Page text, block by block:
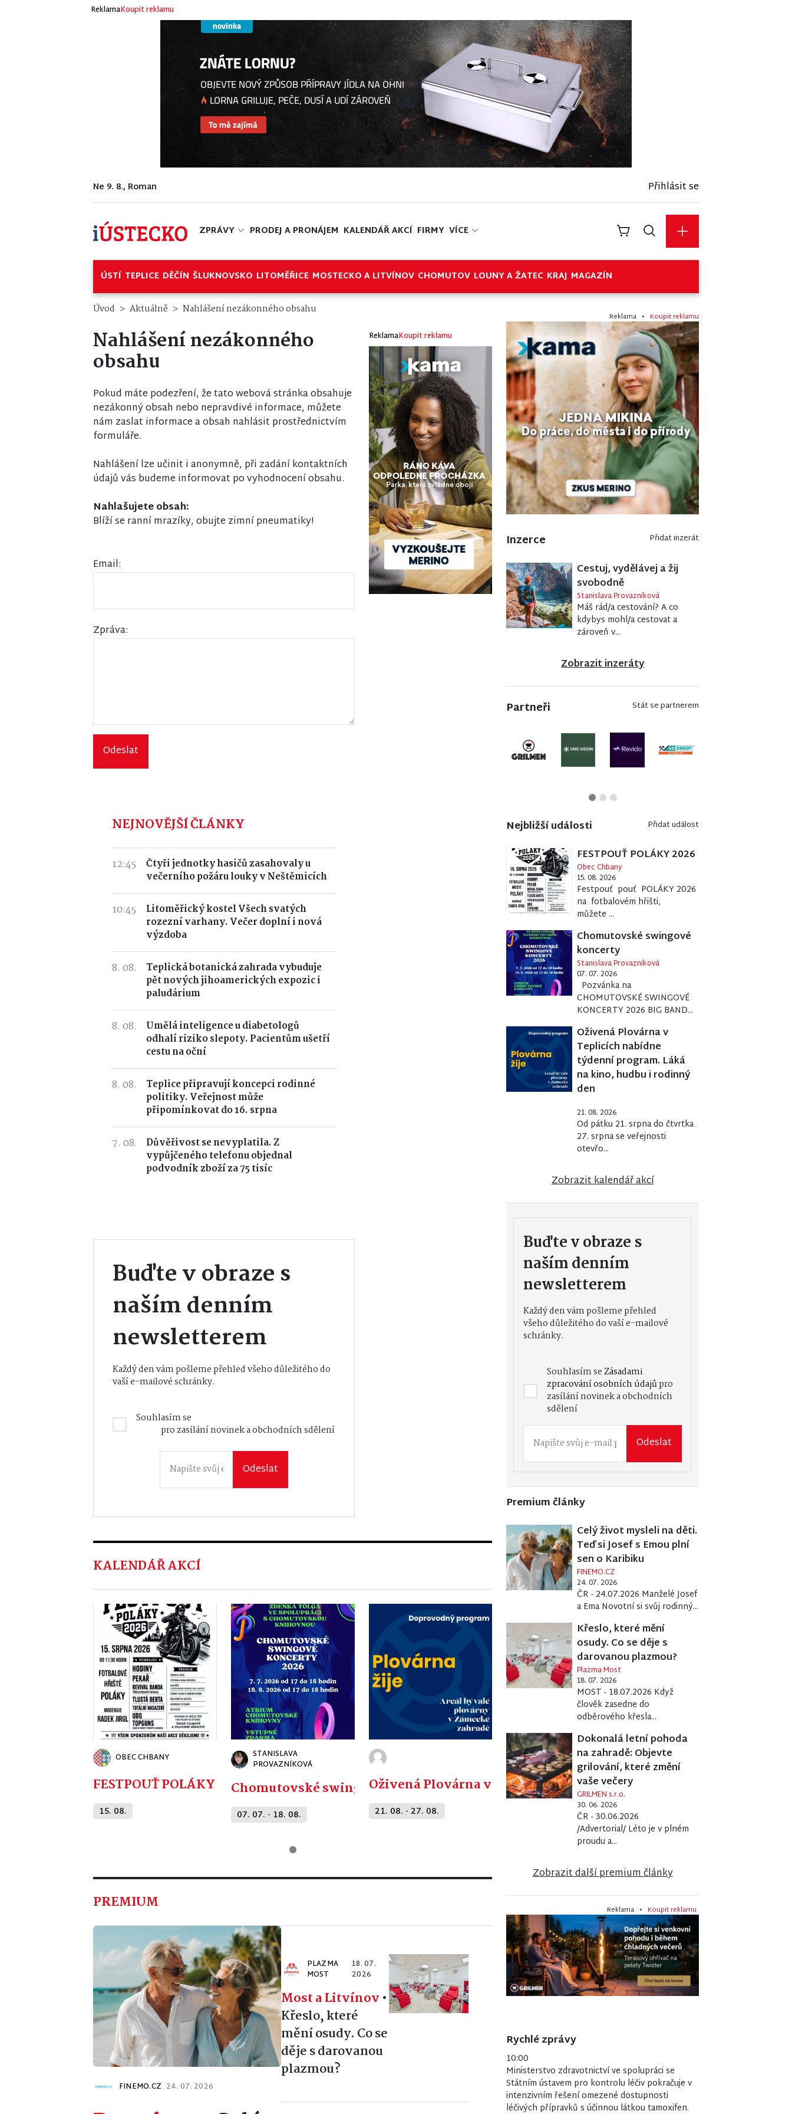
ReklamaKoupit reklamu
Ne 9. 8., Roman Přihlásit se
ZPRÁVY PRODEJ A PRONÁJEM KALENDÁŘ AKCÍ FIRMY VÍCE
ÚSTÍ TEPLICE DĚČÍN ŠLUKNOVSKO LITOMĚŘICE MOSTECKO A LITVÍNOV CHOMUTOV LOUNY A ŽATEC KRAJ MAGAZÍN
Úvod Aktuálně Nahlášení nezákonného obsahu
Nahlášení nezákonného
obsahu
Pokud máte podezření, že tato webová stránka obsahuje
nezákonný obsah nebo nepravdivé informace, můžete
nám zaslat informace a obsah nahlásit prostřednictvím
formuláře.
Nahlášení lze učinit i anonymně, při zadání kontaktních
údajů vás budeme informovat po vyhodnocení obsahu.
Nahlašujete obsah:
Blíží se ranní mrazíky, obujte zimní pneumatiky!
Email:
Zpráva:
Odeslat
NEJNOVĚJŠÍ ČLÁNKY
12:45
Čtyři jednotky hasičů zasahovaly u
večerního požáru louky v Neštěmicích
10:45
Litoměřický kostel Všech svatých
rozezní varhany. Večer doplní i nová
výzdoba
8. 08.
Teplická botanická zahrada vybuduje
pět nových jihoamerických expozic i
paludárium
8. 08.
Umělá inteligence u diabetologů
odhalí riziko slepoty. Pacientům ušetří
cestu na oční
8. 08.
Teplice připravují koncepci rodinné
politiky. Veřejnost může
připomínkovat do 16. srpna
7. 08.
Důvěřivost se nevyplatila. Z
vypůjčeného telefonu objednal
podvodník zboží za 75 tisíc
Buďte v obraze s
naším denním
newsletterem
Každý den vám pošleme přehled všeho důležitého do
vaší e-mailové schránky.
Souhlasím se
pro zasílání novinek a obchodních sdělení
Odeslat
ReklamaKoupit reklamu
KALENDÁŘ AKCÍ
OBEC CHBANY
FESTPOUŤ POLÁKY 2026
15. 08.
STANISLAVA
PROVAZNÍKOVÁ
Chomutovské swingové koncerty
07. 07. - 18. 08.
Oživená Plovárna v Teplicích nabídne týdenní program. Láká na
21. 08. - 27. 08.
PREMIUM
FINEMO.CZ 24. 07. 2026
PLAZMA
MOST
18. 07.
2026
Most a Litvínov •
Křeslo, které
mění osudy. Co se
děje s darovanou
plazmou?
Reklama • Koupit reklamu
Inzerce Přidat inzerát
Cestuj, vydělávej a žij
svobodně
Stanislava Provazníková
Máš rád/a cestování? A co
kdybys mohl/a cestovat a
zároveň v...
Zobrazit inzeráty
Partneři Stát se partnerem
Nejbližší události Přidat událost
FESTPOUŤ POLÁKY 2026
Obec Chbany
15. 08. 2026
Festpouť pouť POLÁKY 2026
na fotbalovém hřišti,
můžete ...
Chomutovské swingové
koncerty
Stanislava Provazníková
07. 07. 2026
Pozvánka na
CHOMUTOVSKÉ SWINGOVÉ
KONCERTY 2026 BIG BAND...
Oživená Plovárna v
Teplicích nabídne
týdenní program. Láká
na kino, hudbu i rodinný
den
21. 08. 2026
Od pátku 21. srpna do čtvrtka
27. srpna se veřejnosti
otevřo...
Zobrazit kalendář akcí
Buďte v obraze s
naším denním
newsletterem
Každý den vám pošleme přehled
všeho důležitého do vaší e-mailové
schránky.
Souhlasím seZásadami
zpracování osobních údajůpro
zasílání novinek a obchodních
sdělení
Odeslat
Premium články
Celý život mysleli na děti.
Teď si Josef s Emou plní
sen o Karibiku
FINEMO.CZ
24. 07. 2026
ČR - 24.07.2026 Manželé Josef
a Ema Novotní si svůj rodinný...
Křeslo, které mění
osudy. Co se děje s
darovanou plazmou?
Plazma Most
18. 07. 2026
MOST - 18.07.2026 Když
člověk zasedne do
odběrového křesla...
Dokonalá letní pohoda
na zahradě: Objevte
grilování, které změní
vaše večery
GRILMEN s.r.o.
30. 06. 2026
ČR - 30.06.2026
/Advertorial/ Léto je v plném
proudu a...
Zobrazit další premium články
Reklama • Koupit reklamu
Rychlé zprávy
10:00
Ministerstvo zdravotnictví ve spolupráci se
Státním ústavem pro kontrolu léčiv pokračuje v
intenzivním řešení omezené dostupnosti
léčivých přípravků s účinnou látkou tamoxifen.